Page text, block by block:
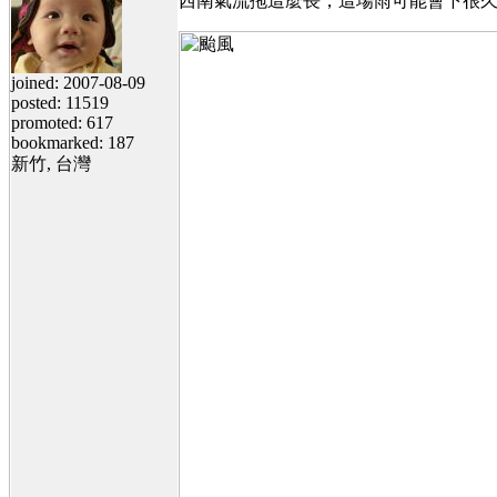
joined: 2007-08-09
posted: 11519
promoted: 617
bookmarked: 187
新竹, 台灣